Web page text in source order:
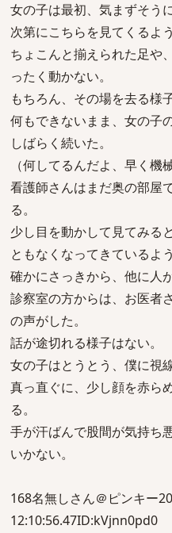
女の子は最初、気まずそう
次第にこちらを見てくるよ
ちょこんと揃えられた足や
ったく動かない。
もちろん、その場を去る様
何もできないまま、女の子
しばらく続いた。
（何してるんだよ、早く機
看護師さんはまだ奥の部屋
る。
少し目を動かして見てみる
ともなくなってきているよう
確かにさっきから、他に人
診察室の方からは、お医者
の声がした。
話が途切れる様子はない。
女の子はとうとう、僕に視
真っ直ぐに、少し顔を赤ら
る。
手が汗ばんで股間が気持ち
いかない。
168名無しさん＠ピンキー
12:10:56.47ID:kVjnn0pd0